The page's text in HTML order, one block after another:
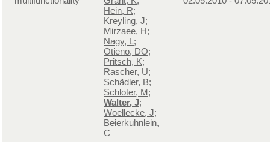
Hein, R;
Kreyling, J;
Mirzaee, H;
Nagy, L ;
Otieno, DO;
Pritsch, K;
Rascher, U;
Schädler, B;
Schloter, M;
Walter, J;
Woellecke, J;
Beierkuhnlein,
C